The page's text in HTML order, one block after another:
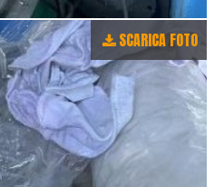
SCARICA FOTO